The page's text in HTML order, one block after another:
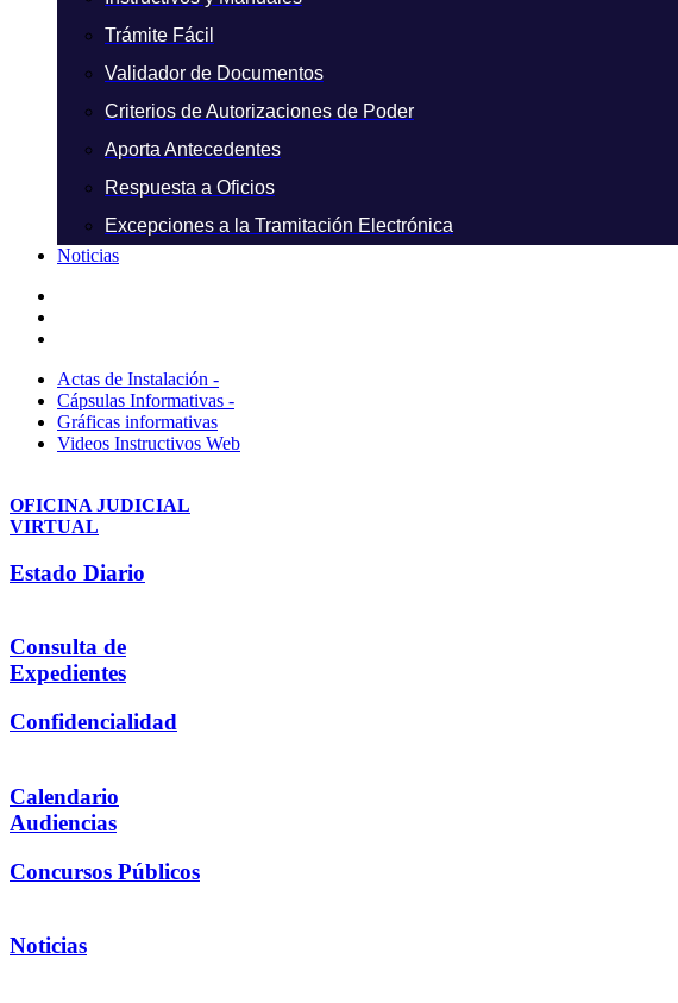
Trámite Fácil
Validador de Documentos
Criterios de Autorizaciones de Poder
Aporta Antecedentes
Respuesta a Oficios
Excepciones a la Tramitación Electrónica
Noticias
Actas de Instalación -
Cápsulas Informativas -
Gráficas informativas
Videos Instructivos Web
OFICINA JUDICIAL
VIRTUAL
Estado Diario
Consulta de
Expedientes
Confidencialidad
Calendario
Audiencias
Concursos Públicos
Noticias